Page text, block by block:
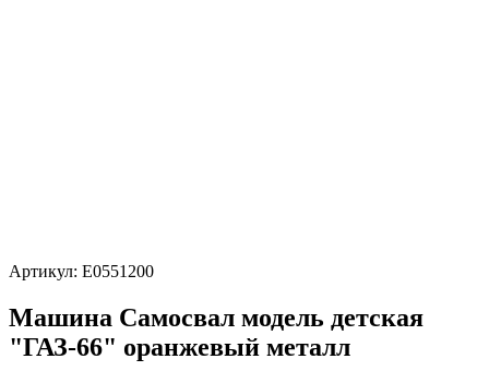
Артикул: Е0551200
Машина Самосвал модель детская
"ГАЗ-66" оранжевый металл